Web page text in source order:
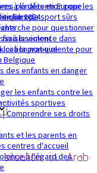
2024
pénales en Europe
clubs de sport sûrs
fin à la violence dans
loi à la pratique
à la détention pour les
Europe
pour questionner
non-violente pour
Belgique
des enfants en danger
les enfants contre les
sportives
| Comprendre ses droits
et les parents en
centres d'accueil
à l'égard des
in Arab